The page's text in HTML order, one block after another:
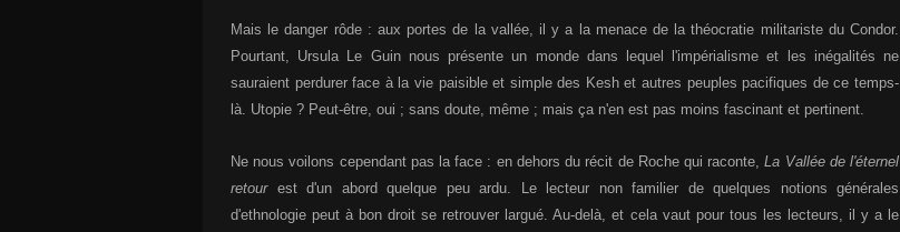
Mais le danger rôde : aux portes de la vallée, il y a la menace de la théocratie militariste du Condor.
Pourtant, Ursula Le Guin nous présente un monde dans lequel l'impérialisme et les inégalités ne
sauraient perdurer face à la vie paisible et simple des Kesh et autres peuples pacifiques de ce temps-
là. Utopie ? Peut-être, oui ; sans doute, même ; mais ça n'en est pas moins fascinant et pertinent.
Ne nous voilons cependant pas la face : en dehors du récit de Roche qui raconte, La Vallée de l'éternel
retour est d'un abord quelque peu ardu. Le lecteur non familier de quelques notions générales
d'ethnologie peut à bon droit se retrouver largué. Au-delà, et cela vaut pour tous les lecteurs, il y a le